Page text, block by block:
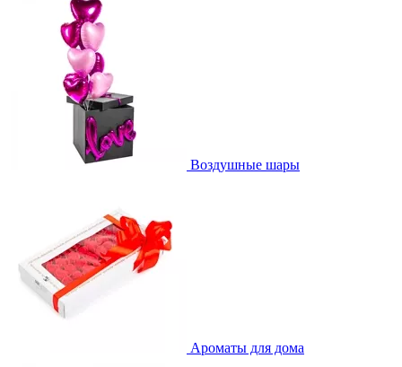
Воздушные шары
Ароматы для дома